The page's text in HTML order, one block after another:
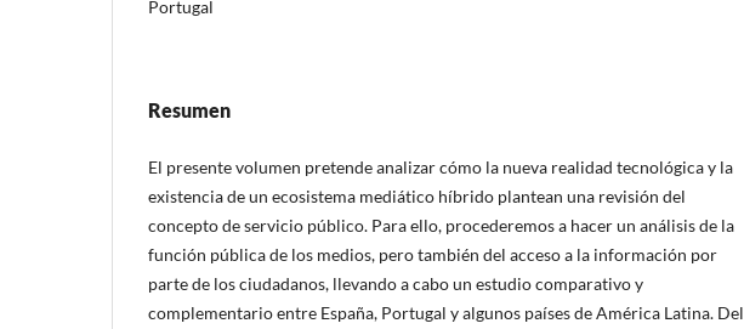
Portugal
Resumen
El presente volumen pretende analizar cómo la nueva realidad tecnológica y la
existencia de un ecosistema mediático híbrido plantean una revisión del
concepto de servicio público. Para ello, procederemos a hacer un análisis de la
función pública de los medios, pero también del acceso a la información por
parte de los ciudadanos, llevando a cabo un estudio comparativo y
complementario entre España, Portugal y algunos países de América Latina. Del